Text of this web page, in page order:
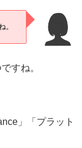
。
すね。
」「プラット